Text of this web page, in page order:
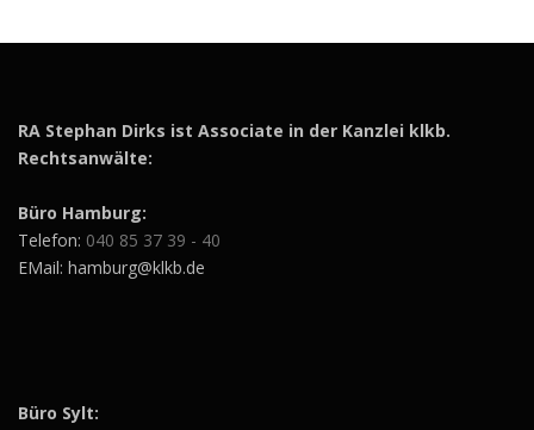
RA Stephan Dirks ist Associate in der Kanzlei klkb.
Rechtsanwälte:
Büro Hamburg:
Telefon: 040 85 37 39 - 40
EMail: hamburg@klkb.de
Büro Sylt: